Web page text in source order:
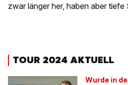
zwar länger her, haben aber tiefe
TOUR 2024 AKTUELL
Wurde in